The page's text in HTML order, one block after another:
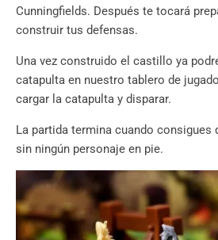
Cunningfields. Después te tocará
construir tus defensas.
Una vez construido el castillo ya
catapulta en nuestro tablero de
cargar la catapulta y disparar.
La partida termina cuando consigues
sin ningún personaje en pie.